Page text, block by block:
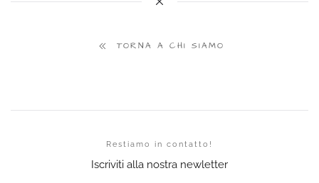
TORNA A CHI SIAMO
Restiamo in contatto!
Iscriviti alla nostra newletter